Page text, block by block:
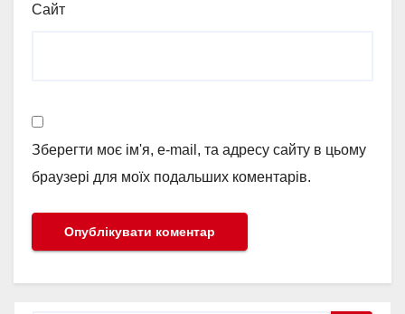
Сайт
Зберегти моє ім'я, e-mail, та адресу сайту в цьому
браузері для моїх подальших коментарів.